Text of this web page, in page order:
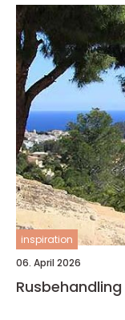
inspiration
06. April 2026